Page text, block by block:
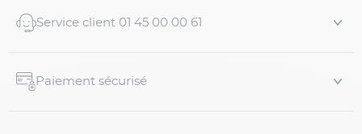
Service client 01 45 00 00 61
Paiement sécurisé